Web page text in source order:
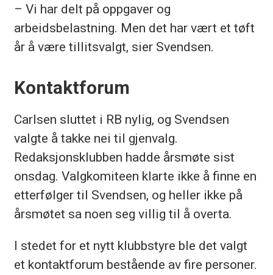
– Vi har delt på oppgaver og
arbeidsbelastning. Men det har vært et tøft
år å være tillitsvalgt, sier Svendsen.
Kontaktforum
Carlsen sluttet i RB nylig, og Svendsen
valgte å takke nei til gjenvalg.
Redaksjonsklubben hadde årsmøte sist
onsdag. Valgkomiteen klarte ikke å finne en
etterfølger til Svendsen, og heller ikke på
årsmøtet sa noen seg villig til å overta.
I stedet for et nytt klubbstyre ble det valgt
et kontaktforum bestående av fire personer.